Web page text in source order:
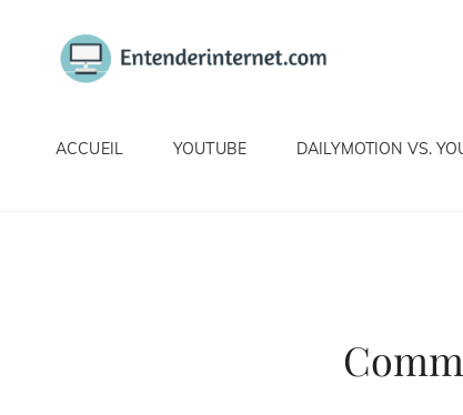
ACCUEIL YOUTUBE DAILYMOTION VS.